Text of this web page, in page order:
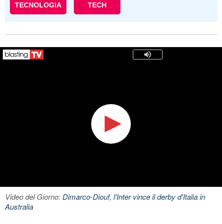
TECNOLOGIA TECH
Video del Giorno:Dimarco-Diouf, l'Inter vince il derby d'Italia in
Australia